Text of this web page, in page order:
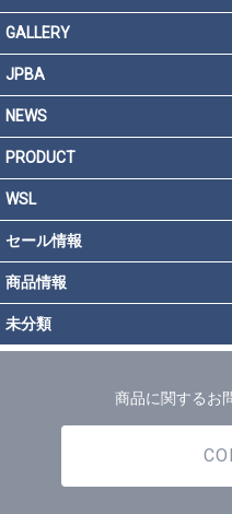
GALLERY
JPBA
NEWS
PRODUCT
WSL
セール情報
商品情報
未分類
商品に関するお